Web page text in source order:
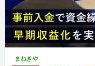
まねきや